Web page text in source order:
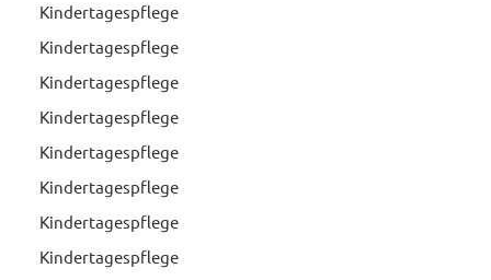
Kindertagespflege
Kindertagespflege
Kindertagespflege
Kindertagespflege
Kindertagespflege
Kindertagespflege
Kindertagespflege
Kindertagespflege